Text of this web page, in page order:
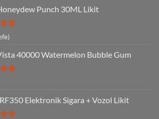
Punch 30ML Likit
40000 Watermelon Bubble Gum
Elektronik Sigara + Vozol Likit